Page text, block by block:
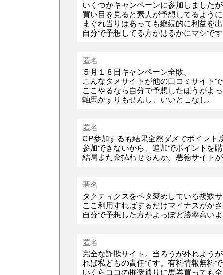
いくつかキャンペーンに参加しました
買い目を見ると素人が予想してるように
まぐれ当りはあっても継続的に利益を
自分で予想してる方がはるかにマシです
匿名
５月１８日キャンペーン全敗。
こんなダメサイトが他の口コミサイト
ここやるなら自分で予想したほうがよっ
軸馬かすりもせんし、いいとこなし。
匿名
CP参加するも結果全然ダメでポイント
参加できないから、追加でポイントを購
結局また金払わせるんか。悪徳サイトが
匿名
タクティクスをベタ褒めしている複数
ここ利用すればするだけマイナスがかさ
自分で予想した方がよっぽど勝率高いよ
匿名
完全な詐欺サイト。当ろうが外れよう
れば私どもの責任です。有料情報無料で
いくらココの推奨通りに馬券買っても全